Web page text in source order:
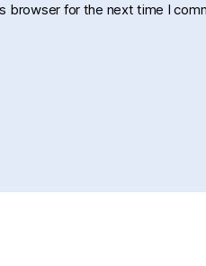
browser for the next time I